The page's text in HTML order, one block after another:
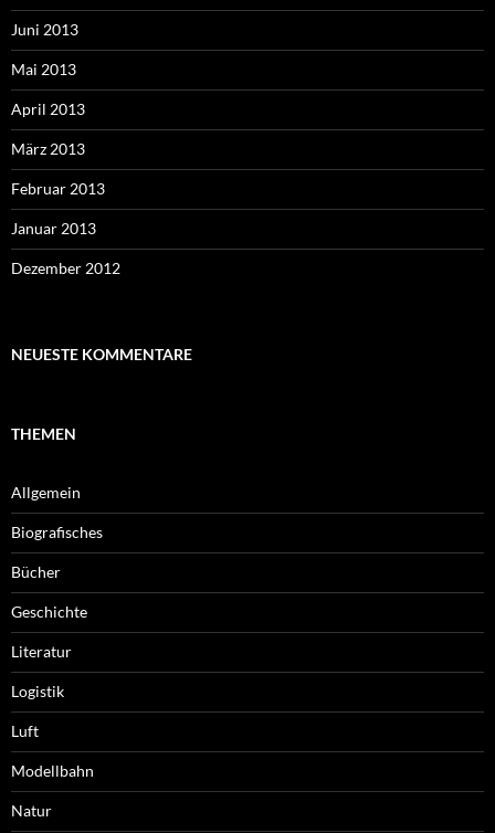
Juni 2013
Mai 2013
April 2013
März 2013
Februar 2013
Januar 2013
Dezember 2012
NEUESTE KOMMENTARE
THEMEN
Allgemein
Biografisches
Bücher
Geschichte
Literatur
Logistik
Luft
Modellbahn
Natur